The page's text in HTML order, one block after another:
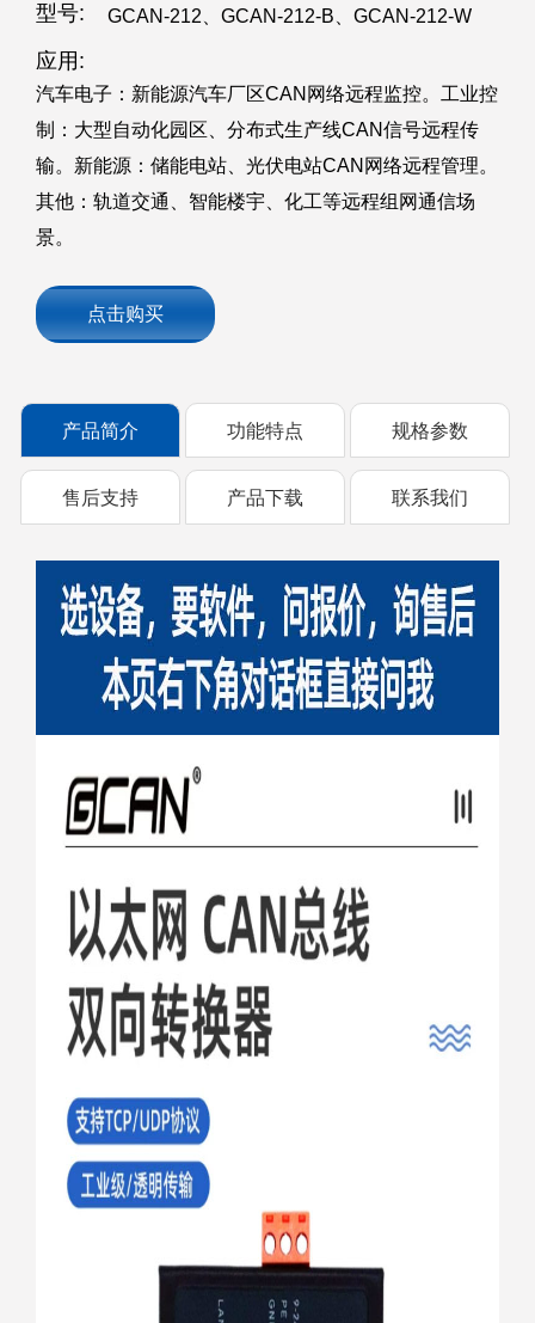
型号: GCAN-212、GCAN-212-B、GCAN-212-W
应用:
汽车电子：新能源汽车厂区CAN网络远程监控。工业控
制：大型自动化园区、分布式生产线CAN信号远程传
输。新能源：储能电站、光伏电站CAN网络远程管理。
其他：轨道交通、智能楼宇、化工等远程组网通信场
景。
点击购买
产品简介 功能特点 规格参数
售后支持 产品下载 联系我们